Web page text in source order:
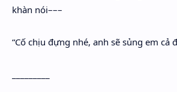
khàn nói–––
“Cố chịu đựng nhé, anh sẽ sủng em cả